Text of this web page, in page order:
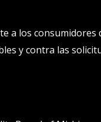
a los
y contra las